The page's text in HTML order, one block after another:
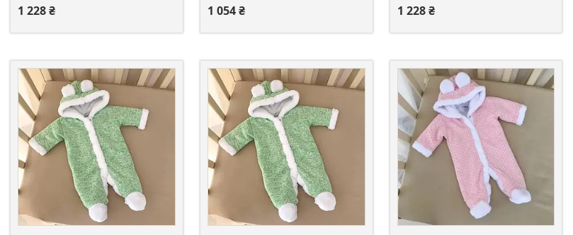
1 228 ₴ 1 054 ₴ 1 228 ₴